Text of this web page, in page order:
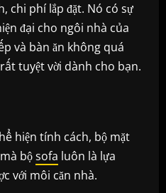
chi phí lắp đặt. Nó có sự
đại cho ngôi nhà của
và bàn ăn không quá
tuyệt vời dành cho bạn.
hiện tính cách, bộ mặt
bộsofa luôn là lựa
với môi căn nhà.